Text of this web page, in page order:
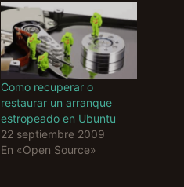
Como recuperar o
restaurar un arranque
estropeado en Ubuntu
22 septiembre 2009
En «Open Source»